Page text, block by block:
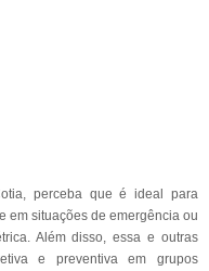
perceba que é ideal para
em situações de emergência ou
Além disso, essa e outras
e preventiva em grupos